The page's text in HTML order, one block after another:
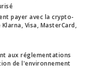
payer avec la crypto-
Visa, MasterCard,
aux réglementations
de l'environnement